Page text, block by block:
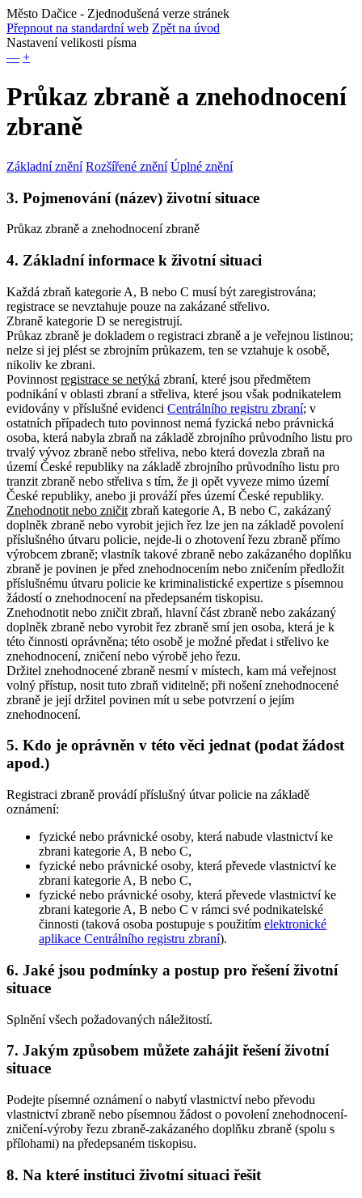
Město Dačice - Zjednodušená verze stránek
Přepnout na standardní web Zpět na úvod
Nastavení velikosti písma
— +
Průkaz zbraně a znehodnocení
zbraně
Základní znění Rozšířené znění Úplné znění
3. Pojmenování (název) životní situace
Průkaz zbraně a znehodnocení zbraně
4. Základní informace k životní situaci
Každá zbraň kategorie A, B nebo C musí být zaregistrována;
registrace se nevztahuje pouze na zakázané střelivo.
Zbraně kategorie D se neregistrují.
Průkaz zbraně je dokladem o registraci zbraně a je veřejnou listinou;
nelze si jej plést se zbrojním průkazem, ten se vztahuje k osobě,
nikoliv ke zbrani.
Povinnost registrace se netýká zbraní, které jsou předmětem
podnikání v oblasti zbraní a střeliva, které jsou však podnikatelem
evidovány v příslušné evidenci Centrálního registru zbraní; v
ostatních případech tuto povinnost nemá fyzická nebo právnická
osoba, která nabyla zbraň na základě zbrojního průvodního listu pro
trvalý vývoz zbraně nebo střeliva, nebo která dovezla zbraň na
území České republiky na základě zbrojního průvodního listu pro
tranzit zbraně nebo střeliva s tím, že ji opět vyveze mimo území
České republiky, anebo ji prováží přes území České republiky.
Znehodnotit nebo zničit zbraň kategorie A, B nebo C, zakázaný
doplněk zbraně nebo vyrobit jejich řez lze jen na základě povolení
příslušného útvaru policie, nejde-li o zhotovení řezu zbraně přímo
výrobcem zbraně; vlastník takové zbraně nebo zakázaného doplňku
zbraně je povinen je před znehodnocením nebo zničením předložit
příslušnému útvaru policie ke kriminalistické expertize s písemnou
žádostí o znehodnocení na předepsaném tiskopisu.
Znehodnotit nebo zničit zbraň, hlavní část zbraně nebo zakázaný
doplněk zbraně nebo vyrobit řez zbraně smí jen osoba, která je k
této činnosti oprávněna; této osobě je možné předat i střelivo ke
znehodnocení, zničení nebo výrobě jeho řezu.
Držitel znehodnocené zbraně nesmí v místech, kam má veřejnost
volný přístup, nosit tuto zbraň viditelně; při nošení znehodnocené
zbraně je její držitel povinen mít u sebe potvrzení o jejím
znehodnocení.
5. Kdo je oprávněn v této věci jednat (podat žádost
apod.)
Registraci zbraně provádí příslušný útvar policie na základě
oznámení:
fyzické nebo právnické osoby, která nabude vlastnictví ke
zbrani kategorie A, B nebo C,
fyzické nebo právnické osoby, která převede vlastnictví ke
zbrani kategorie A, B nebo C,
fyzické nebo právnické osoby, která převede vlastnictví ke
zbrani kategorie A, B nebo C v rámci své podnikatelské
činnosti (taková osoba postupuje s použitím elektronické
aplikace Centrálního registru zbraní).
6. Jaké jsou podmínky a postup pro řešení životní
situace
Splnění všech požadovaných náležitostí.
7. Jakým způsobem můžete zahájit řešení životní
situace
Podejte písemné oznámení o nabytí vlastnictví nebo převodu
vlastnictví zbraně nebo písemnou žádost o povolení znehodnocení-
zničení-výroby řezu zbraně-zakázaného doplňku zbraně (spolu s
přílohami) na předepsaném tiskopisu.
8. Na které instituci životní situaci řešit